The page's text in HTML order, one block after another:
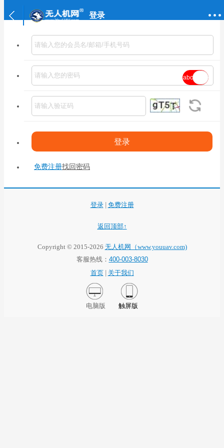
登录
abc
换一
免费注册找回密码
登录 免费注册
返回顶部↑
Copyright © 2015-2026 无人机网（www.youuav.com)
客服热线： 400-003-8030
首页
关于我们
电脑版 触屏版